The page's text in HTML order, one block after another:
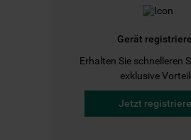
Gerät
Erhalten Sie schnelleren
exklusive
Jetzt